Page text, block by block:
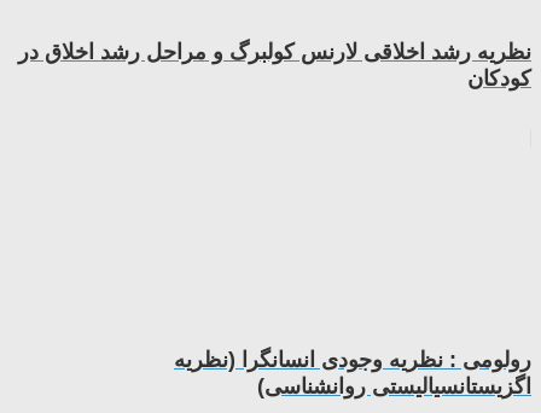
نظریه رشد اخلاقی لارنس کولبرگ و مراحل رشد اخلاق در
کودکان
رولومی : نظریه وجودی انسانگرا (نظریه
اگزیستانسیالیستی روانشناسی)